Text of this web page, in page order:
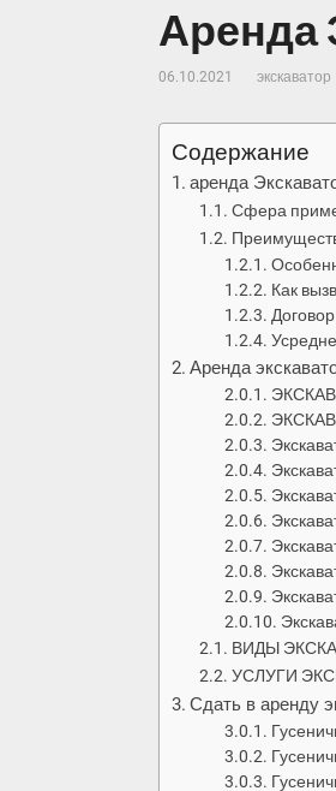
Аренда
06.10.2021 экскаватор
Содержание
аренда
Сфера
Как
Аренда
ВИДЫ
УСЛУГИ
Сдать в аренду